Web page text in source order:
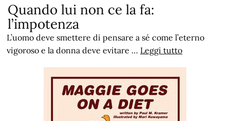
Quando lui non ce la fa:
l’impotenza
L’uomo deve smettere di pensare a sé come l’eterno
vigoroso e la donna deve evitare … Leggi tutto